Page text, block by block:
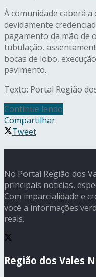
À comunidade caberá
devidamente
pagamento da mão de
tubulação,
bocas de lobo,
pavimento.
Texto: Portal Região
Continue lendo
Compartilhar
Tweet
No Portal Região dos
principais notícias,
Com imparcialidade e
você a informações
reais.
Região dos Vales